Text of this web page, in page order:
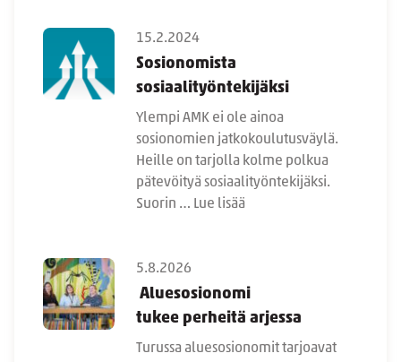
15.2.2024
Sosionomista
sosiaalityöntekijäksi
Ylempi AMK ei ole ainoa
sosionomien jatkokoulutusväylä.
Heille on tarjolla kolme polkua
pätevöityä sosiaalityöntekijäksi.
Suorin … Lue lisää
5.8.2026
Aluesosionomi
tukee perheitä arjessa
Turussa aluesosionomit tarjoavat